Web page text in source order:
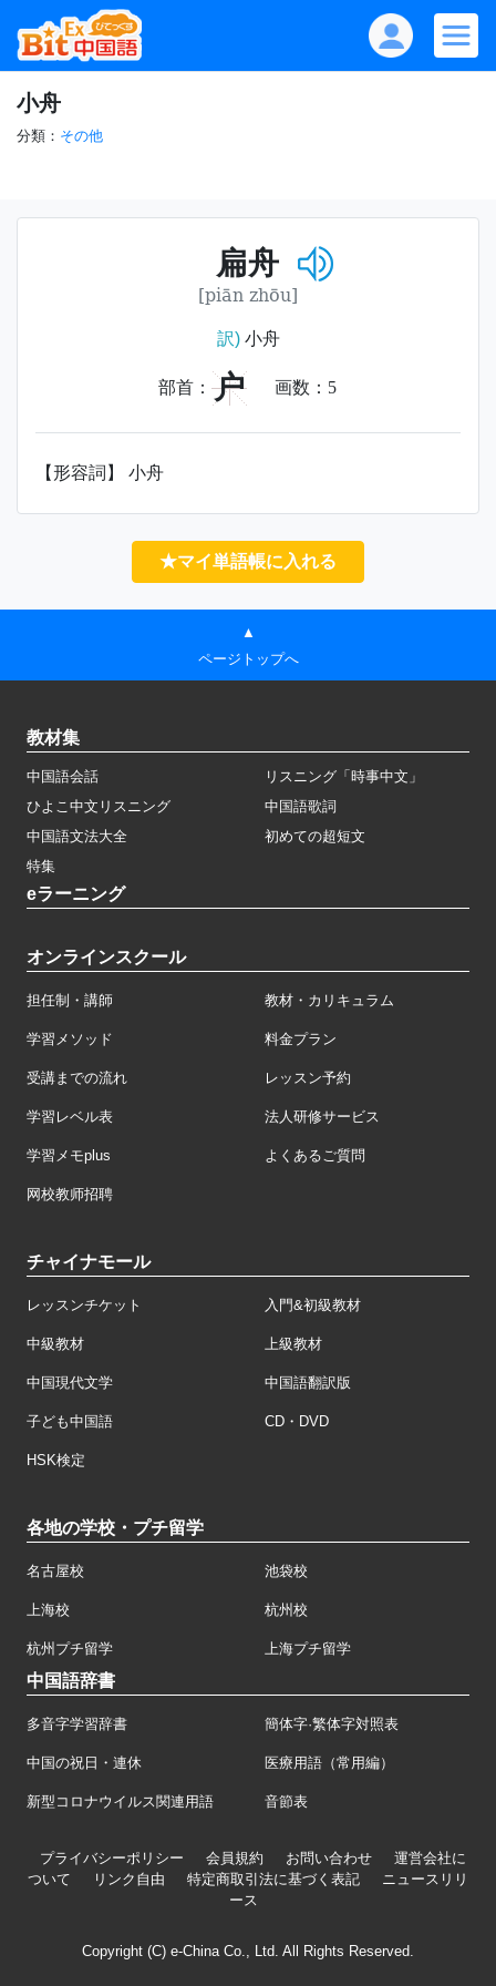
小舟
分類： その他
扁舟
[piān zhōu]
訳)小舟
部首： 户 画数： 5
【形容詞】 小舟
★マイ単語帳に入れる
▲
ページトップへ
教材集
中国語会話
リスニング「時事中文」
ひよこ中文リスニング
中国語歌詞
中国語文法大全
初めての超短文
特集
eラーニング
オンラインスクール
担任制・講師 教材・カリキュラム
学習メソッド 料金プラン
受講までの流れ レッスン予約
学習レベル表 法人研修サービス
学習メモplus よくあるご質問
网校教师招聘
チャイナモール
レッスンチケット 入門&初級教材
中級教材 上級教材
中国現代文学 中国語翻訳版
子ども中国語 CD・DVD
HSK検定
各地の学校・プチ留学
名古屋校 池袋校
上海校 杭州校
杭州プチ留学 上海プチ留学
中国語辞書
多音字学習辞書 簡体字·繁体字対照表
中国の祝日・連休 医療用語（常用編）
新型コロナウイルス関連用語 音節表
プライバシーポリシー 会員規約 お問い合わせ
運営会社に
ついて
リンク自由 特定商取引法に基づく表記
ニュースリリ
ース
Copyright (C) e-China Co., Ltd. All Rights Reserved.